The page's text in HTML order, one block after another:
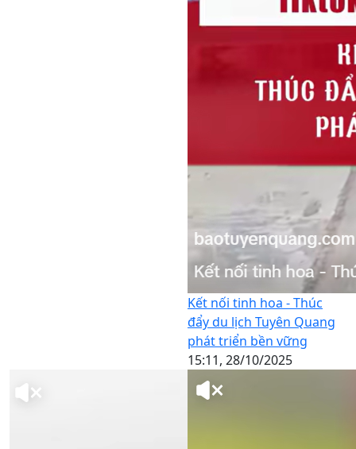
Kết nối tinh hoa - Thúc
đẩy du lịch Tuyên Quang
phát triển bền vững
15:11, 28/10/2025